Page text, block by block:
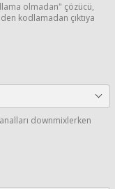
olmadan" çözücü,
kodlamadan çıktıya
downmixlerken